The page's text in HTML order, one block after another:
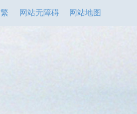
繁 网站无障碍 网站地图